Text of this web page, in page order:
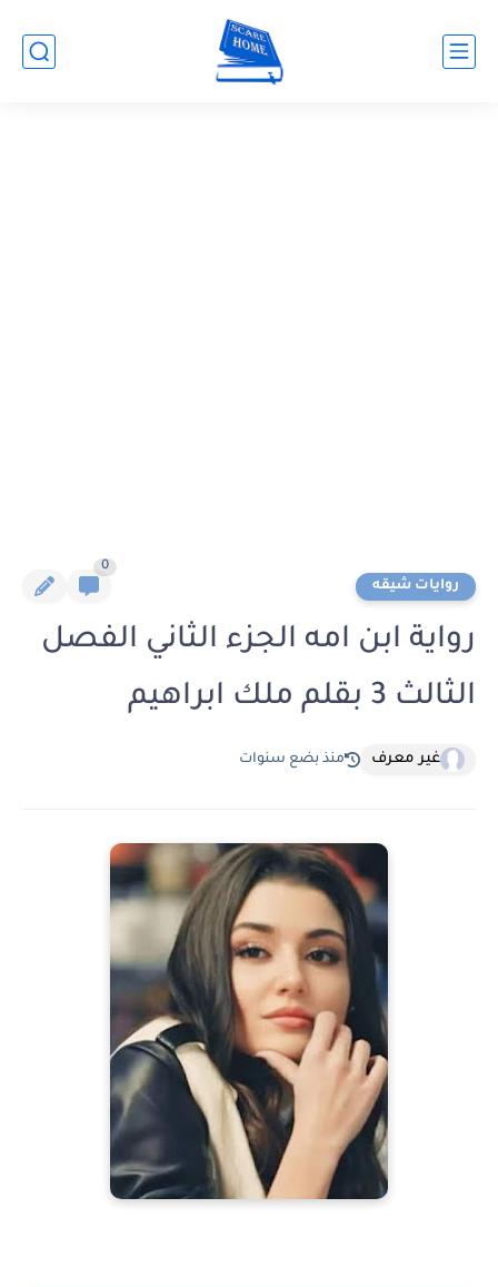
روايات شيقه
0
رواية ابن امه الجزء الثاني الفصل
الثالث 3 بقلم ملك ابراهيم
غير معرف منذ بضع سنوات